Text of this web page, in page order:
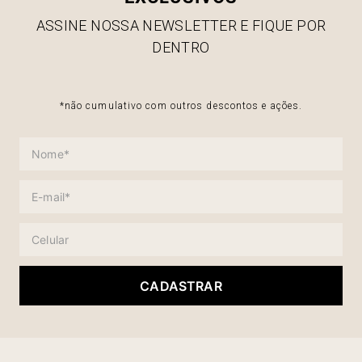
ASSINE NOSSA NEWSLETTER E FIQUE POR
DENTRO
*não cumulativo com outros descontos e ações.
CADASTRAR